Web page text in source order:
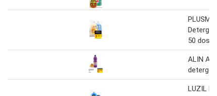
50 dosis
ALIN
LUZIL